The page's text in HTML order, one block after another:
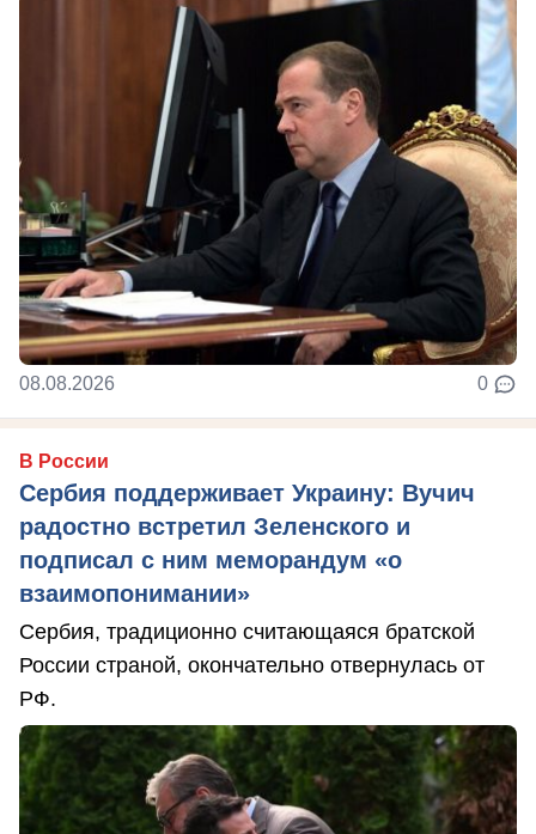
08.08.2026 0
В России
Сербия поддерживает Украину: Вучич
радостно встретил Зеленского и
подписал с ним меморандум «о
взаимопонимании»
Сербия, традиционно считающаяся братской
России страной, окончательно отвернулась от
РФ.